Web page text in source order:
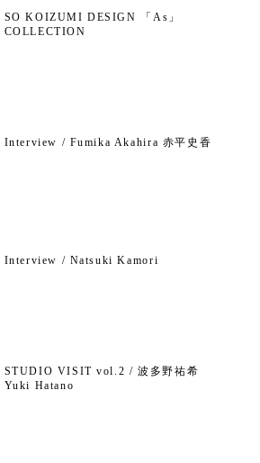
SO KOIZUMI DESIGN 「As」
COLLECTION
Interview / Fumika Akahira 赤平史香
Interview / Natsuki Kamori
STUDIO VISIT vol.2 / 波多野祐希
Yuki Hatano